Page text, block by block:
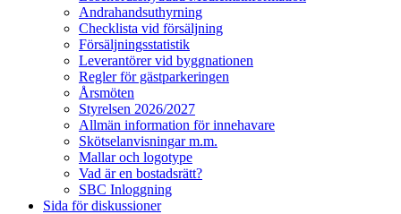
Andrahandsuthyrning
Checklista vid försäljning
Försäljningsstatistik
Leverantörer vid byggnationen
Regler för gästparkeringen
Årsmöten
Styrelsen 2026/2027
Allmän information för innehavare
Skötselanvisningar m.m.
Mallar och logotype
Vad är en bostadsrätt?
SBC Inloggning
Sida för diskussioner